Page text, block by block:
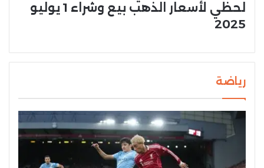
لحظي لأسعار الذهب بيع وشراء 1 يوليو
2025
رياضة